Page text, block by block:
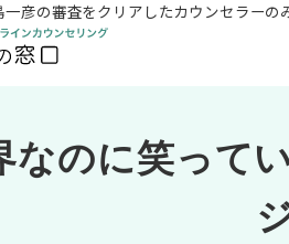
一彦の審査をクリアしたカウンセラーの
なのに笑って